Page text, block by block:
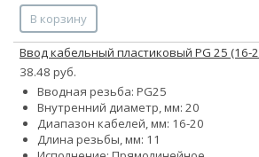
В корзину
Ввод кабельный пластиковый PG 25 (16-
38.48 руб.
Вводная резьба: PG25
Внутренний диаметр, мм: 20
Диапазон кабелей, мм: 16-20
Длина резьбы, мм: 11